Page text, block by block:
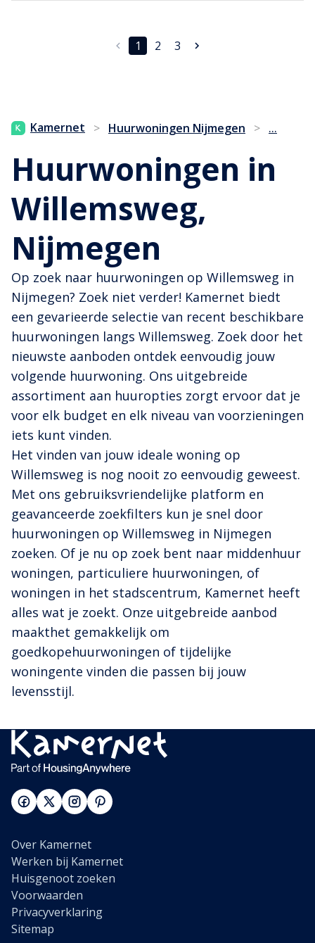
1 2 3
Kamernet > Huurwoningen Nijmegen > ...
Huurwoningen in
Willemsweg,
Nijmegen
Op zoek naar huurwoningen op Willemsweg in
Nijmegen? Zoek niet verder! Kamernet biedt
een gevarieerde selectie van recent beschikbare
huurwoningen langs Willemsweg. Zoek door het
nieuwste aanboden ontdek eenvoudig jouw
volgende huurwoning. Ons uitgebreide
assortiment aan huuropties zorgt ervoor dat je
voor elk budget en elk niveau van voorzieningen
iets kunt vinden.
Het vinden van jouw ideale woning op
Willemsweg is nog nooit zo eenvoudig geweest.
Met ons gebruiksvriendelijke platform en
geavanceerde zoekfilters kun je snel door
huurwoningen op Willemsweg in Nijmegen
zoeken. Of je nu op zoek bent naar middenhuur
woningen, particuliere huurwoningen, of
woningen in het stadscentrum, Kamernet heeft
alles wat je zoekt. Onze uitgebreide aanbod
maakthet gemakkelijk om
goedkopehuurwoningen of tijdelijke
woningente vinden die passen bij jouw
levensstijl.
Over Kamernet
Werken bij Kamernet
Huisgenoot zoeken
Voorwaarden
Privacyverklaring
Sitemap